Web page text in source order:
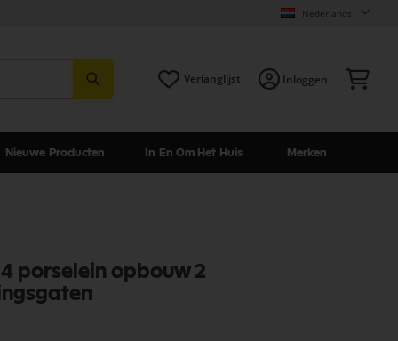
Nederlands
Verlanglijst Inloggen
Nieuwe Producten In En Om Het Huis Merken
porselein opbouw 2